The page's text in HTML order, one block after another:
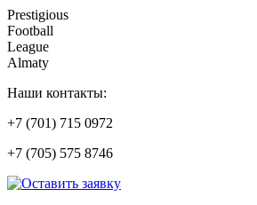
Prestigious
Football
League
Almaty
Наши контакты:
+7 (701) 715 0972
+7 (705) 575 8746